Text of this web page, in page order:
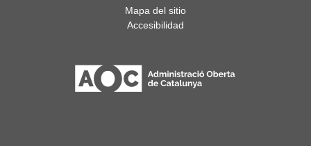
Mapa del sitio
Accesibilidad